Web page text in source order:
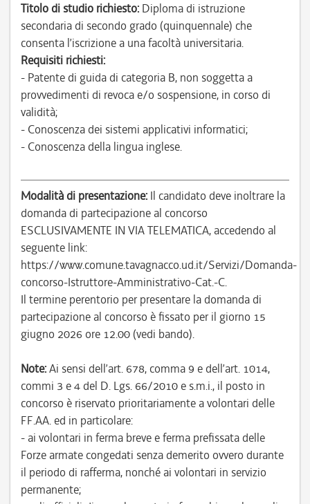
Titolo di studio richiesto: Diploma di istruzione
secondaria di secondo grado (quinquennale) che
consenta l’iscrizione a una facoltà universitaria.
Requisiti richiesti:
- Patente di guida di categoria B, non soggetta a
provvedimenti di revoca e/o sospensione, in corso di
validità;
- Conoscenza dei sistemi applicativi informatici;
- Conoscenza della lingua inglese.
Modalità di presentazione: Il candidato deve inoltrare la
domanda di partecipazione al concorso
ESCLUSIVAMENTE IN VIA TELEMATICA, accedendo al
seguente link:
https://www.comune.tavagnacco.ud.it/Servizi/Domanda-
concorso-Istruttore-Amministrativo-Cat.-C.
Il termine perentorio per presentare la domanda di
partecipazione al concorso è fissato per il giorno 15
giugno 2026 ore 12.00 (vedi bando).
Note:Ai sensi dell’art. 678, comma 9 e dell’art. 1014,
commi 3 e 4 del D. Lgs. 66/2010 e s.m.i., il posto in
concorso è riservato prioritariamente a volontari delle
FF.AA. ed in particolare:
- ai volontari in ferma breve e ferma prefissata delle
Forze armate congedati senza demerito ovvero durante
il periodo di rafferma, nonché ai volontari in servizio
permanente;